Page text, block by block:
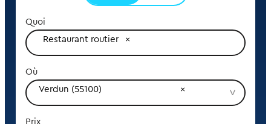
Quoi
Restaurant routier
Où
Verdun (55100)
Prix